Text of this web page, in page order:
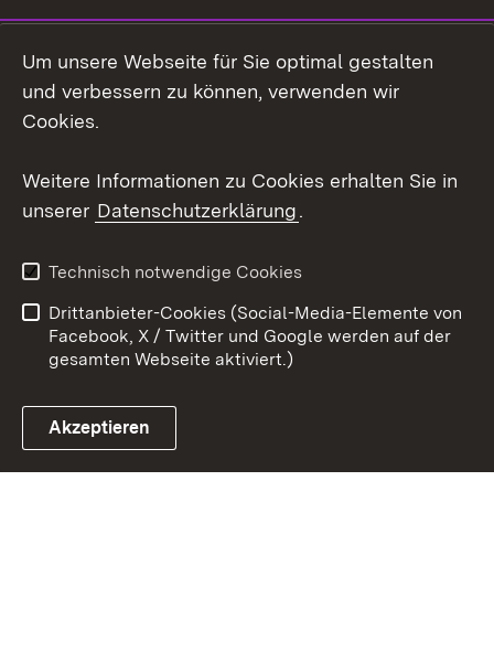
Mastodon
Youtube
Link zum Landesportal
Kontakt
Datenschutz
Barrierefreiheit
Impressum Cookies
Um unsere Webseite für Sie optimal gestalten
und verbessern zu können, verwenden wir
Cookies.
Weitere Informationen zu Cookies erhalten Sie in
unserer Datenschutzerklärung.
Technisch notwendige Cookies
Drittanbieter-Cookies (Social-Media-Elemente von
Facebook, X / Twitter und Google werden auf der
gesamten Webseite aktiviert.)
Akzeptieren